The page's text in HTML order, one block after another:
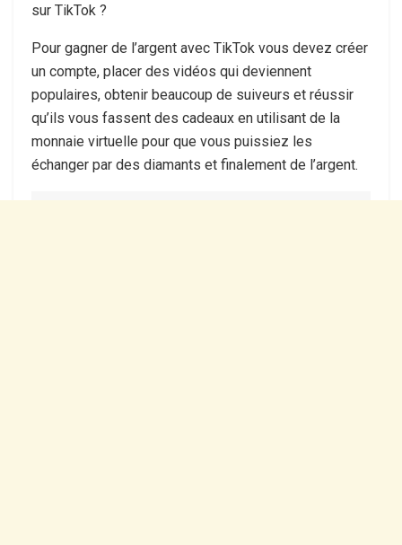
sur TikTok ?
Pour gagner de l’argent avec TikTok vous devez créer
un compte, placer des vidéos qui deviennent
populaires, obtenir beaucoup de suiveurs et réussir
qu’ils vous fassent des cadeaux en utilisant de la
monnaie virtuelle pour que vous puissiez les
échanger par des diamants et finalement de l’argent.